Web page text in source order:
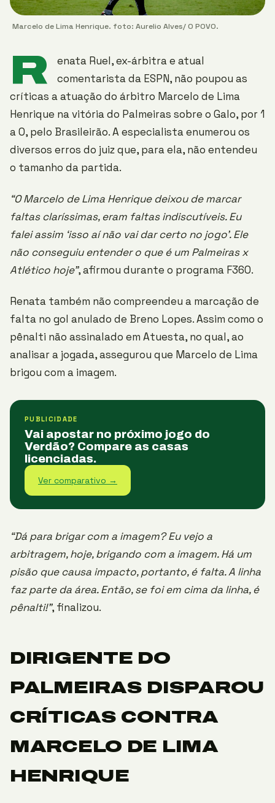
Marcelo de Lima Henrique. foto: Aurelio Alves/ O POVO.
R
enata Ruel, ex-árbitra e atual
comentarista da ESPN, não poupou as
críticas a atuação do árbitro Marcelo de Lima
Henrique na vitória do Palmeiras sobre o Galo, por 1
a 0, pelo Brasileirão. A especialista enumerou os
diversos erros do juiz que, para ela, não entendeu
o tamanho da partida.
“O Marcelo de Lima Henrique deixou de marcar
faltas claríssimas, eram faltas indiscutíveis. Eu
falei assim ‘isso aí não vai dar certo no jogo’. Ele
não conseguiu entender o que é um Palmeiras x
Atlético hoje”, afirmou durante o programa F360.
Renata também não compreendeu a marcação de
falta no gol anulado de Breno Lopes. Assim como o
pênalti não assinalado em Atuesta, no qual, ao
analisar a jogada, assegurou que Marcelo de Lima
brigou com a imagem.
PUBLICIDADE
Vai apostar no próximo jogo do
Verdão? Compare as casas
licenciadas.
Ver comparativo →
“Dá para brigar com a imagem? Eu vejo a
arbitragem, hoje, brigando com a imagem. Há um
pisão que causa impacto, portanto, é falta. A linha
faz parte da área. Então, se foi em cima da linha, é
pênalti!”, finalizou.
DIRIGENTE DO
PALMEIRAS DISPAROU
CRÍTICAS CONTRA
MARCELO DE LIMA
HENRIQUE